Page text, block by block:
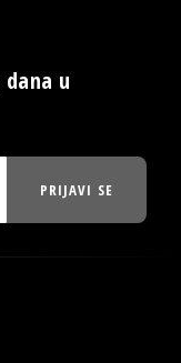
u
PRIJAVI SE